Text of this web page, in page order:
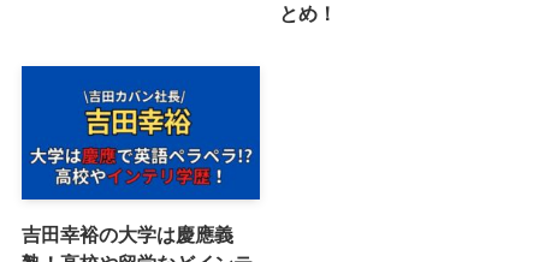
とめ！
吉田幸裕の大学は慶應義